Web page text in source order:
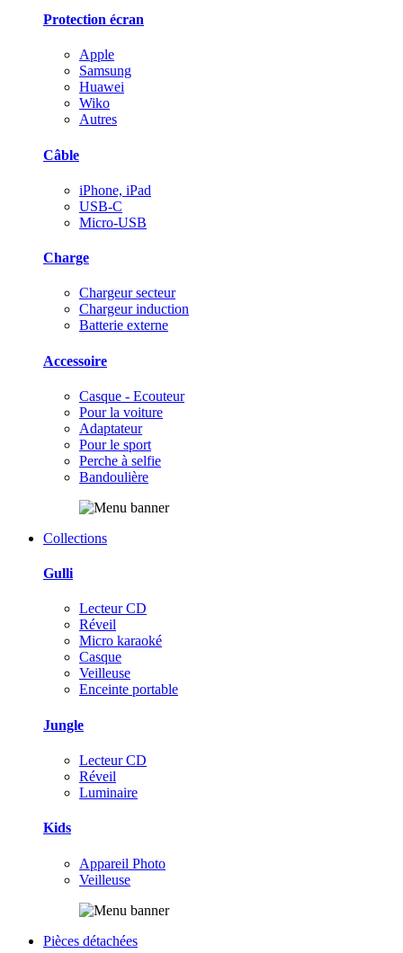
Protection écran
Apple
Samsung
Huawei
Wiko
Autres
Câble
iPhone, iPad
USB-C
Micro-USB
Charge
Chargeur secteur
Chargeur induction
Batterie externe
Accessoire
Casque - Ecouteur
Pour la voiture
Adaptateur
Pour le sport
Perche à selfie
Bandoulière
Collections
Gulli
Lecteur CD
Réveil
Micro karaoké
Casque
Veilleuse
Enceinte portable
Jungle
Lecteur CD
Réveil
Luminaire
Kids
Appareil Photo
Veilleuse
Pièces détachées